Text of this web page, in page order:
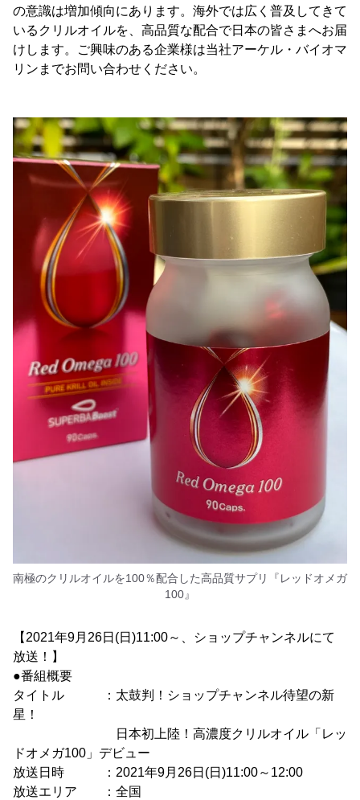
の意識は増加傾向にあります。海外では広く普及してきて
いるクリルオイルを、高品質な配合で日本の皆さまへお届
けします。ご興味のある企業様は当社アーケル・バイオマ
リンまでお問い合わせください。
南極のクリルオイルを100％配合した高品質サプリ『レッドオメガ
100』
【2021年9月26日(日)11:00～、ショップチャンネルにて
放送！】
●番組概要
タイトル ：太鼓判！ショップチャンネル待望の新
星！
日本初上陸！高濃度クリルオイル「レッ
ドオメガ100」デビュー
放送日時 ：2021年9月26日(日)11:00～12:00
放送エリア ：全国